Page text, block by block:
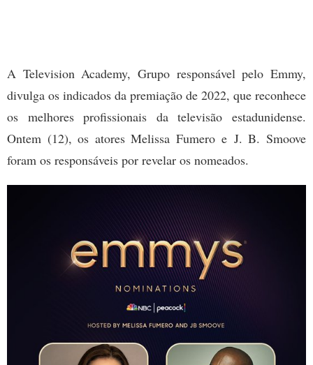
A Television Academy, Grupo responsável pelo Emmy,
divulga os indicados da premiação de 2022, que reconhece
os melhores profissionais da televisão estadunidense.
Ontem (12), os atores Melissa Fumero e J. B. Smoove
foram os responsáveis por revelar os nomeados.